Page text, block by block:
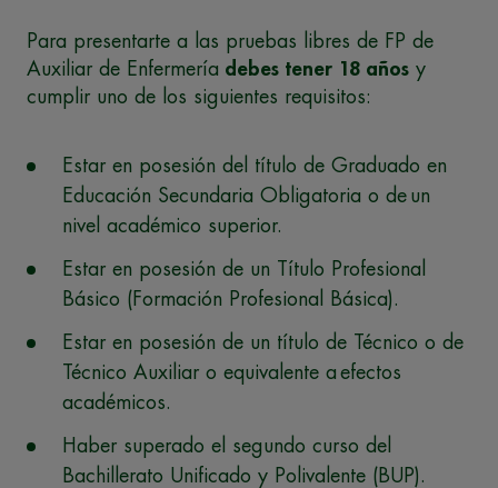
Para presentarte a las pruebas libres de FP de
Auxiliar de Enfermería debes tener 18 años y
cumplir uno de los siguientes requisitos:
Estar en posesión del título de Graduado en
Educación Secundaria Obligatoria o de un
nivel académico superior.
Estar en posesión de un Título Profesional
Básico (Formación Profesional Básica).
Estar en posesión de un título de Técnico o de
Técnico Auxiliar o equivalente a efectos
académicos.
Haber superado el segundo curso del
Bachillerato Unificado y Polivalente (BUP).